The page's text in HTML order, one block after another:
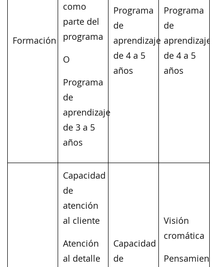
Formación
como
parte del
programa
O
Programa
de
aprendizaje
de 3 a 5
años
Programa
de
aprendizaje
de 4 a 5
años
Programa
de
aprendizaje
de 4 a 5
años
Capacidad
de
atención
al cliente
Atención
al detalle
Capacidad
de
Visión
cromática
Pensamiento